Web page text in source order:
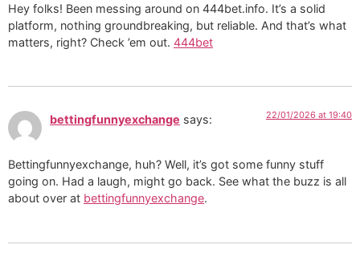
Hey folks! Been messing around on 444bet.info. It’s a solid
platform, nothing groundbreaking, but reliable. And that’s what
matters, right? Check ’em out. 444bet
bettingfunnyexchange says: 22/01/2026 at 19:40
Bettingfunnyexchange, huh? Well, it’s got some funny stuff
going on. Had a laugh, might go back. See what the buzz is all
about over at bettingfunnyexchange.